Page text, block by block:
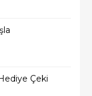
Çeki